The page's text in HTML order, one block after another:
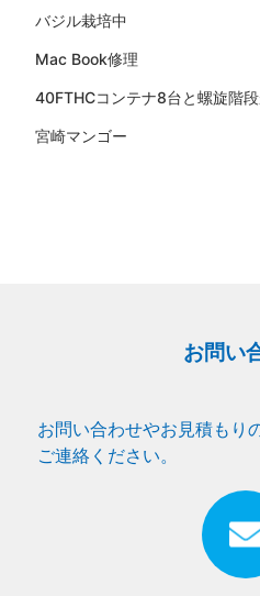
バジル栽培中
Mac Book修理
40FTHCコンテナ8台と螺旋階
宮崎マンゴー
お問い
お問い合わせやお見積もり
ご連絡ください。